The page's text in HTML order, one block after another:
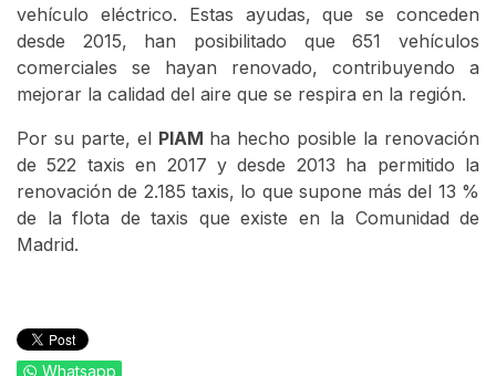
vehículo eléctrico. Estas ayudas, que se conceden
desde 2015, han posibilitado que 651 vehículos
comerciales se hayan renovado, contribuyendo a
mejorar la calidad del aire que se respira en la región.
Por su parte, el PIAM ha hecho posible la renovación
de 522 taxis en 2017 y desde 2013 ha permitido la
renovación de 2.185 taxis, lo que supone más del 13 %
de la flota de taxis que existe en la Comunidad de
Madrid.
Whatsapp